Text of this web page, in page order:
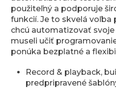
použiteľný a podporuje
funkcií. Je to skvelá voľba
chcú automatizovať
museli učiť
ponúka bezplatné a
Record & playback,
predpripravené